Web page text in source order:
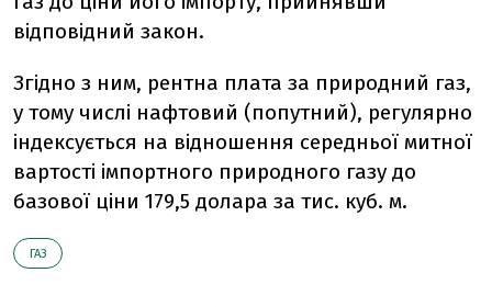
відповідний закон.
Згідно з ним, рентна плата за природний газ,
у тому числі нафтовий (попутний), регулярно
індексується на відношення середньої митної
вартості імпортного природного газу до
базової ціни 179,5 долара за тис. куб. м.
ГАЗ